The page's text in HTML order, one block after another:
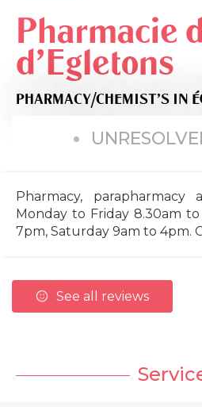
Pharmacie
d'Egletons
PHARMACY/CHEMIST'S IN
Pharmacy, parapharmacy
Monday to Friday 8.30am
7pm, Saturday 9am to 4pm.
See all reviews